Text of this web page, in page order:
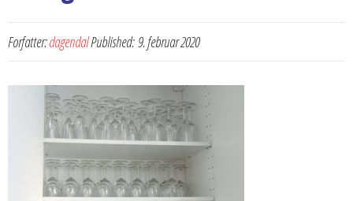
Forfatter:dagendalPublished: 9. februar 2020